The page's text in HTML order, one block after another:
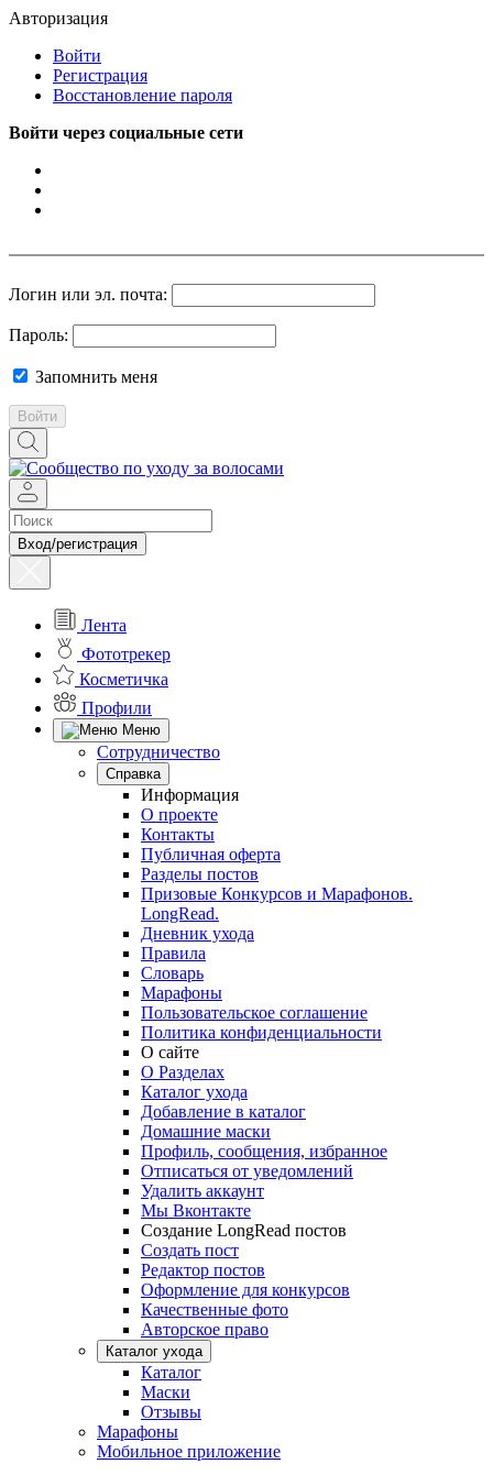
Авторизация
Войти
Регистрация
Восстановление пароля
Войти через социальные сети
Логин или эл. почта:
Пароль:
Запомнить меня
Войти
Вход/регистрация
Лента
Фототрекер
Косметичка
Профили
Меню
Сотрудничество
Справка
Информация
О проекте
Контакты
Публичная оферта
Разделы постов
Призовые Конкурсов и Марафонов.
LongRead.
Дневник ухода
Правила
Словарь
Марафоны
Пользовательское соглашение
Политика конфиденциальности
О сайте
О Разделах
Каталог ухода
Добавление в каталог
Домашние маски
Профиль, сообщения, избранное
Отписаться от уведомлений
Удалить аккаунт
Мы Вконтакте
Создание LongRead постов
Создать пост
Редактор постов
Оформление для конкурсов
Качественные фото
Авторское право
Каталог ухода
Каталог
Маски
Отзывы
Марафоны
Мобильное приложение